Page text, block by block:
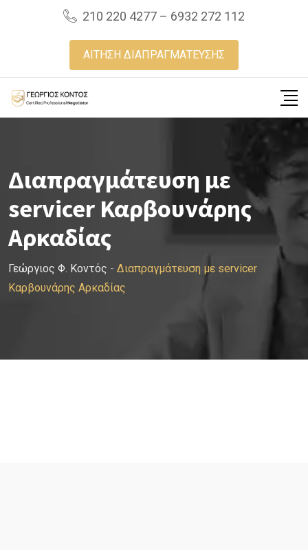
210 220 4277 – 6932 272 112
ΑΙΤΗΣΗ ΔΙΑΠΡΑΓΜΑΤΕΥΣΗΣ
Διαπραγμάτευση με
servicer Καρβουνάρης
Αρκαδίας
Γεώργιος Φ. Κοντός - Διαπραγμάτευση με servicer
Καρβουνάρης Αρκαδίας